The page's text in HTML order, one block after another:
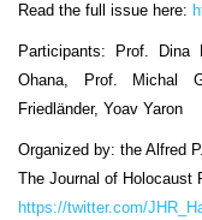
Read the full issue here:
Participants: Prof. Dina
Ohana, Prof. Michal
Friedländer, Yoav Yaron
Organized by: the Alfred
The Journal of Holocaust
https://twitter.com/